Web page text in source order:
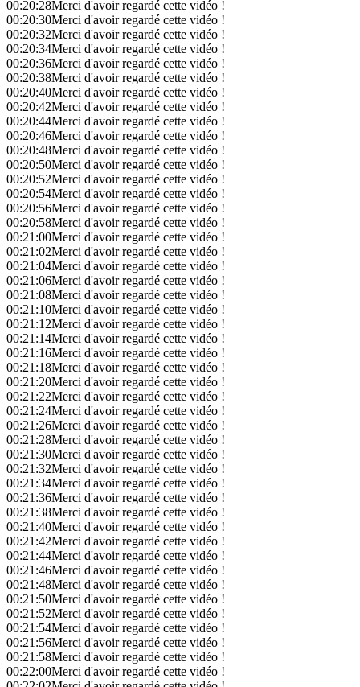
00:20:28Merci d'avoir regardé cette vidéo !
00:20:30Merci d'avoir regardé cette vidéo !
00:20:32Merci d'avoir regardé cette vidéo !
00:20:34Merci d'avoir regardé cette vidéo !
00:20:36Merci d'avoir regardé cette vidéo !
00:20:38Merci d'avoir regardé cette vidéo !
00:20:40Merci d'avoir regardé cette vidéo !
00:20:42Merci d'avoir regardé cette vidéo !
00:20:44Merci d'avoir regardé cette vidéo !
00:20:46Merci d'avoir regardé cette vidéo !
00:20:48Merci d'avoir regardé cette vidéo !
00:20:50Merci d'avoir regardé cette vidéo !
00:20:52Merci d'avoir regardé cette vidéo !
00:20:54Merci d'avoir regardé cette vidéo !
00:20:56Merci d'avoir regardé cette vidéo !
00:20:58Merci d'avoir regardé cette vidéo !
00:21:00Merci d'avoir regardé cette vidéo !
00:21:02Merci d'avoir regardé cette vidéo !
00:21:04Merci d'avoir regardé cette vidéo !
00:21:06Merci d'avoir regardé cette vidéo !
00:21:08Merci d'avoir regardé cette vidéo !
00:21:10Merci d'avoir regardé cette vidéo !
00:21:12Merci d'avoir regardé cette vidéo !
00:21:14Merci d'avoir regardé cette vidéo !
00:21:16Merci d'avoir regardé cette vidéo !
00:21:18Merci d'avoir regardé cette vidéo !
00:21:20Merci d'avoir regardé cette vidéo !
00:21:22Merci d'avoir regardé cette vidéo !
00:21:24Merci d'avoir regardé cette vidéo !
00:21:26Merci d'avoir regardé cette vidéo !
00:21:28Merci d'avoir regardé cette vidéo !
00:21:30Merci d'avoir regardé cette vidéo !
00:21:32Merci d'avoir regardé cette vidéo !
00:21:34Merci d'avoir regardé cette vidéo !
00:21:36Merci d'avoir regardé cette vidéo !
00:21:38Merci d'avoir regardé cette vidéo !
00:21:40Merci d'avoir regardé cette vidéo !
00:21:42Merci d'avoir regardé cette vidéo !
00:21:44Merci d'avoir regardé cette vidéo !
00:21:46Merci d'avoir regardé cette vidéo !
00:21:48Merci d'avoir regardé cette vidéo !
00:21:50Merci d'avoir regardé cette vidéo !
00:21:52Merci d'avoir regardé cette vidéo !
00:21:54Merci d'avoir regardé cette vidéo !
00:21:56Merci d'avoir regardé cette vidéo !
00:21:58Merci d'avoir regardé cette vidéo !
00:22:00Merci d'avoir regardé cette vidéo !